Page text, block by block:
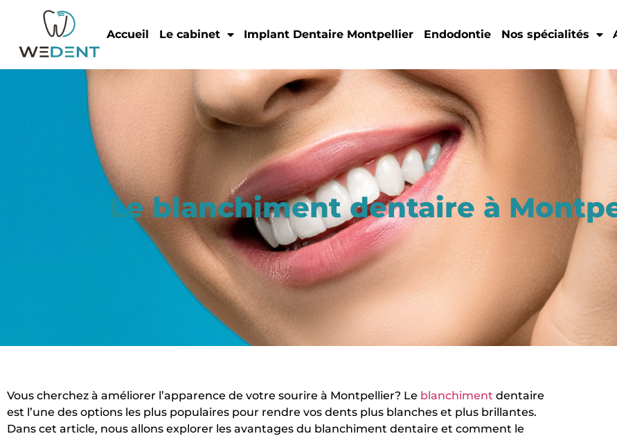
Accueil Le cabinet Implant Dentaire Montpellier Endodontie Nos spécialités
Le blanchiment dentaire à
Vous cherchez à améliorer l’apparence de votre sourire à Montpellier? Le blanchiment dentaire
est l’une des options les plus populaires pour rendre vos dents plus blanches et plus brillantes.
Dans cet article, nous allons explorer les avantages du blanchiment dentaire et comment le